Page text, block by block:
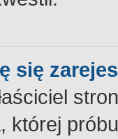
się
której